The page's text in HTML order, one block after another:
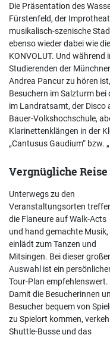
Die Präsentation des
Fürstenfeld, der
musikalisch-szenische
ebenso wieder dabei wie
KONVOLUT. Und
Studierenden der
Andrea Pancur zu hören
Besuchern im Salzturm bei
im Landratsamt, der Disco
Bauer-Volkshochschule,
Klarinettenklängen in der
„Cantusus Gaudium“ bzw.
Vergnügliche
Unterwegs zu den
Veranstaltungsorten
die Flaneure auf Walk-Acts
und hand gemachte Musik,
einlädt zum Tanzen und
Mitsingen. Bei dieser
Auswahl ist ein
Tour-Plan empfehlenswert.
Damit die Besucherinnen
Besucher bequem von
zu Spielort kommen,
Shuttle-Busse und das